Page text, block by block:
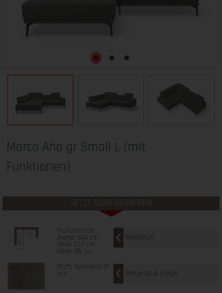
Marco Aho gr Small L (mit
Funktionen)
JETZT KONFIGURIEREN
Produktmaße
Breite: 304 cm
Tiefe: 222 cm
Höhe: 95 cm
Modellart
Stoff: Aphrodite 21
ash Material & Farbe